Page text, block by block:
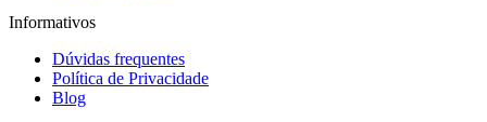
Informativos
Dúvidas frequentes
Política de Privacidade
Blog